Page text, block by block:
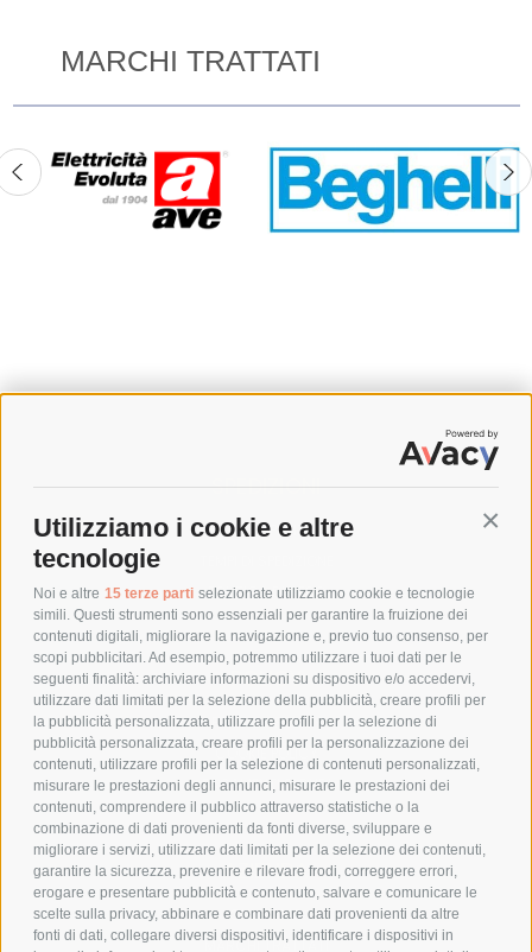
Utilizziamo i cookie e altre
tecnologie
Noi e altre 15 terze parti selezionate utilizziamo cookie e tecnologie
simili. Questi strumenti sono essenziali per garantire la fruizione dei
contenuti digitali, migliorare la navigazione e, previo tuo consenso, per
scopi pubblicitari. Ad esempio, potremmo utilizzare i tuoi dati per le
seguenti finalità: archiviare informazioni su dispositivo e/o accedervi,
utilizzare dati limitati per la selezione della pubblicità, creare profili per
la pubblicità personalizzata, utilizzare profili per la selezione di
pubblicità personalizzata, creare profili per la personalizzazione dei
contenuti, utilizzare profili per la selezione di contenuti personalizzati,
misurare le prestazioni degli annunci, misurare le prestazioni dei
contenuti, comprendere il pubblico attraverso statistiche o la
combinazione di dati provenienti da fonti diverse, sviluppare e
migliorare i servizi, utilizzare dati limitati per la selezione dei contenuti,
garantire la sicurezza, prevenire e rilevare frodi, correggere errori,
erogare e presentare pubblicità e contenuto, salvare e comunicare le
scelte sulla privacy, abbinare e combinare dati provenienti da altre
fonti di dati, collegare diversi dispositivi, identificare i dispositivi in
MARCHI TRATTATI
SPEDIZIONI
COSTI DI SPEDIZIONE
POLITICA DI RESO
POLICY
PRIVACY POLICY
COOKIE POLICY
PAGAMENTI SICURI
AZIENDA
CHI SIAMO
MARCHI TRATTATI